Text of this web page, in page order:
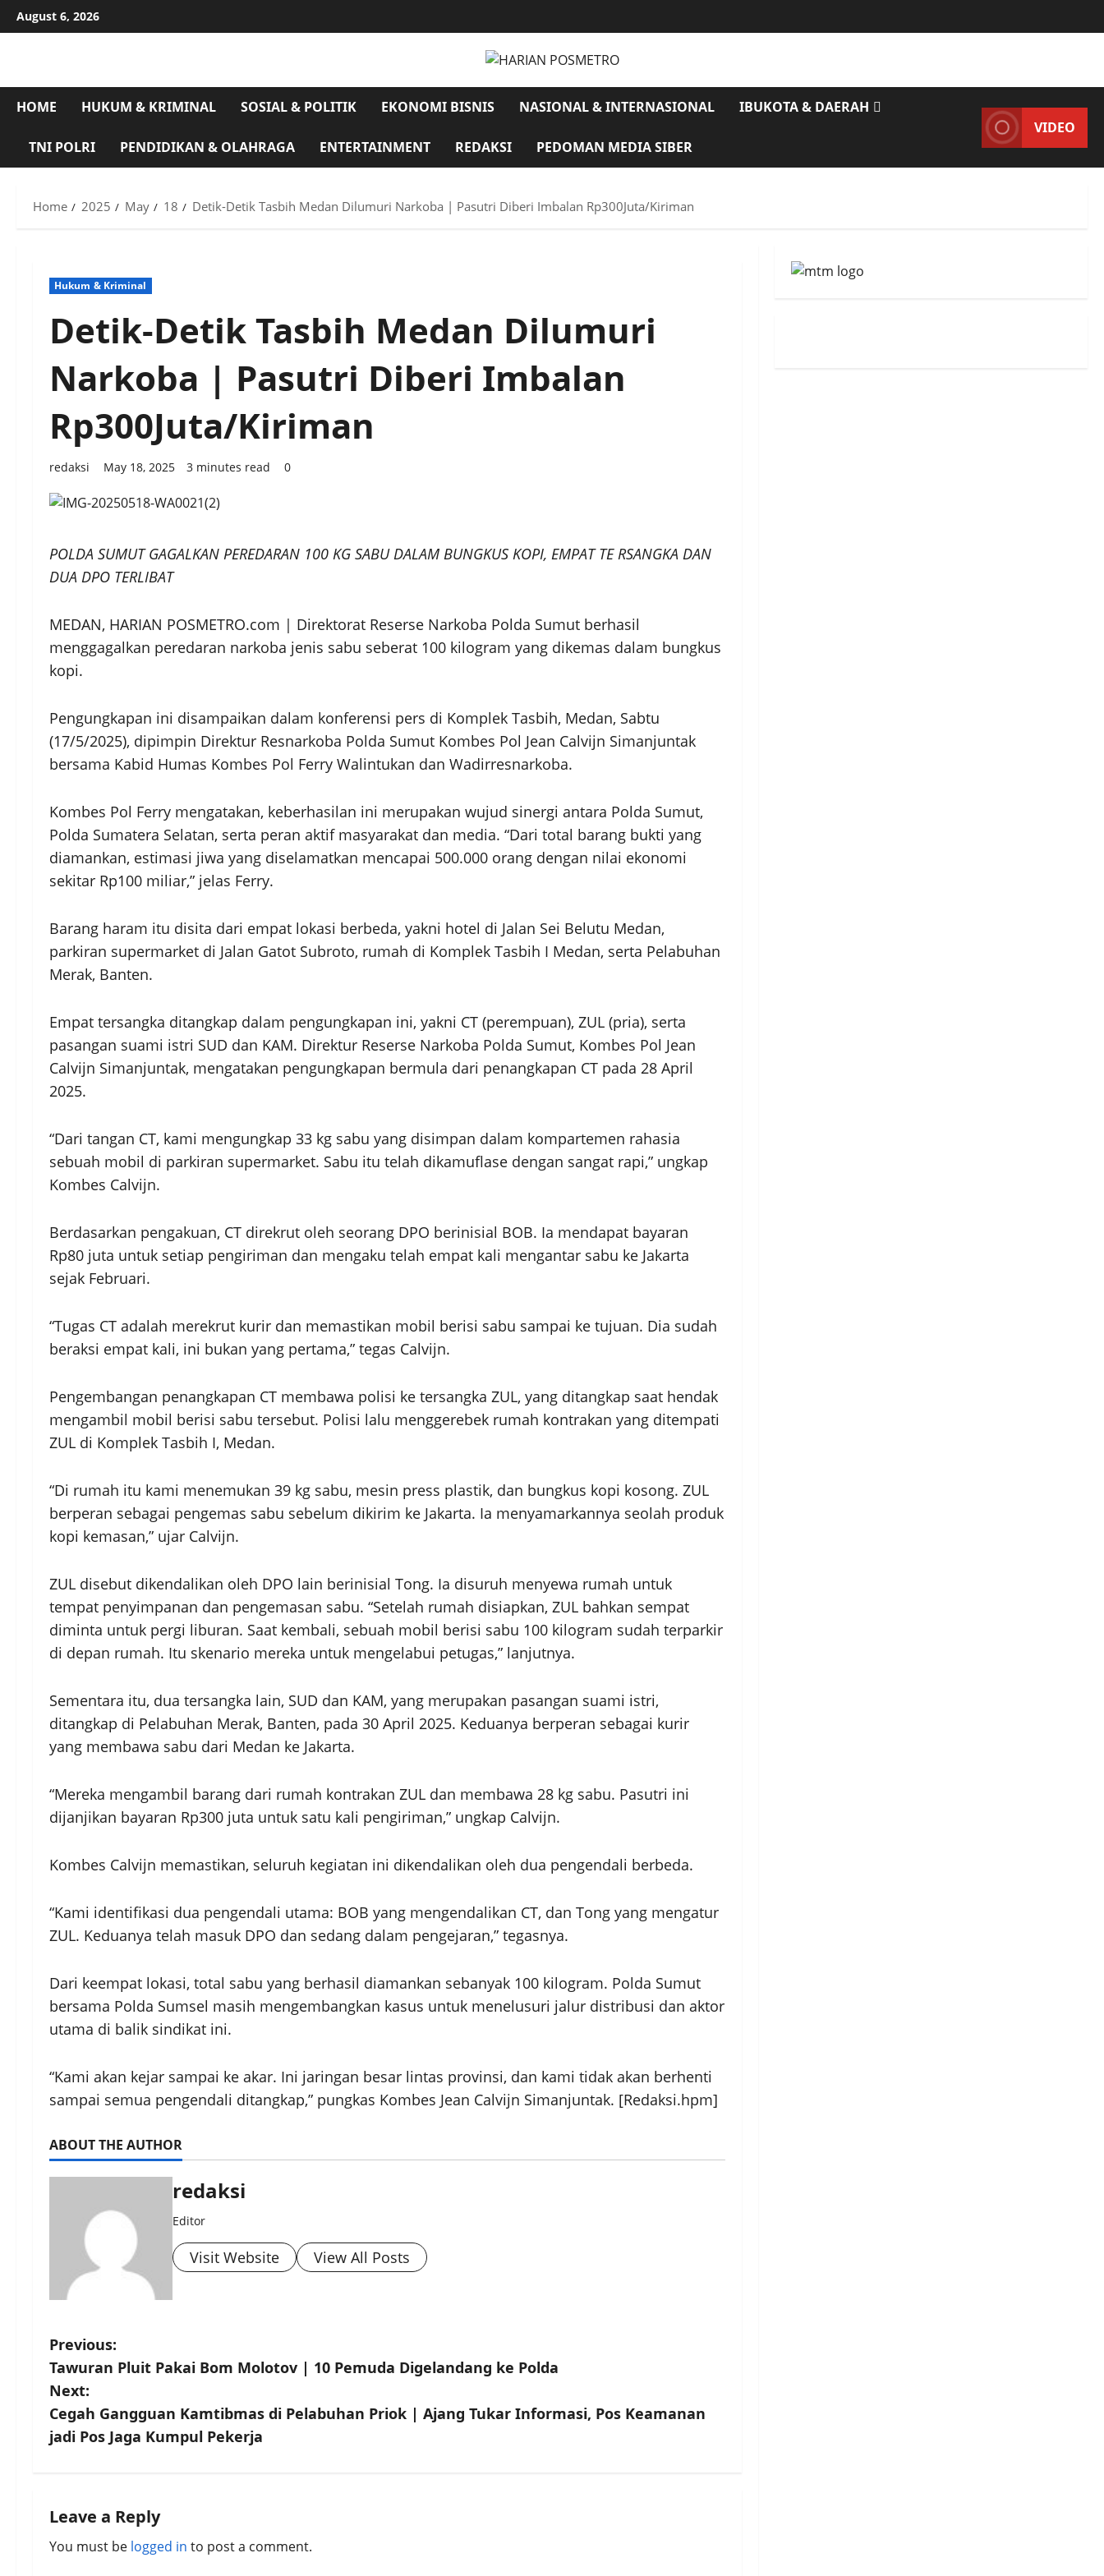
Skip
to
August 6, 2026
HOME HUKUM & KRIMINAL SOSIAL & POLITIK EKONOMI BISNIS NASIONAL & INTERNASIONAL IBUKOTA & DAERAH
TNI POLRI PENDIDIKAN & OLAHRAGA ENTERTAINMENT REDAKSI PEDOMAN MEDIA SIBER
VIDEO
Home 2025 May 18 Detik-Detik Tasbih Medan Dilumuri Narkoba | Pasutri Diberi Imbalan Rp300Juta/Kiriman
Hukum & Kriminal
Detik-Detik Tasbih Medan Dilumuri
Narkoba | Pasutri Diberi Imbalan
Rp300Juta/Kiriman
redaksi May 18, 2025 3 minutes read 0
POLDA SUMUT GAGALKAN PEREDARAN 100 KG SABU DALAM BUNGKUS KOPI, EMPAT TE RSANGKA DAN
DUA DPO TERLIBAT
MEDAN, HARIAN POSMETRO.com | Direktorat Reserse Narkoba Polda Sumut berhasil
menggagalkan peredaran narkoba jenis sabu seberat 100 kilogram yang dikemas dalam bungkus
kopi.
Pengungkapan ini disampaikan dalam konferensi pers di Komplek Tasbih, Medan, Sabtu
(17/5/2025), dipimpin Direktur Resnarkoba Polda Sumut Kombes Pol Jean Calvijn Simanjuntak
bersama Kabid Humas Kombes Pol Ferry Walintukan dan Wadirresnarkoba.
Kombes Pol Ferry mengatakan, keberhasilan ini merupakan wujud sinergi antara Polda Sumut,
Polda Sumatera Selatan, serta peran aktif masyarakat dan media. “Dari total barang bukti yang
diamankan, estimasi jiwa yang diselamatkan mencapai 500.000 orang dengan nilai ekonomi
sekitar Rp100 miliar,” jelas Ferry.
Barang haram itu disita dari empat lokasi berbeda, yakni hotel di Jalan Sei Belutu Medan,
parkiran supermarket di Jalan Gatot Subroto, rumah di Komplek Tasbih I Medan, serta Pelabuhan
Merak, Banten.
Empat tersangka ditangkap dalam pengungkapan ini, yakni CT (perempuan), ZUL (pria), serta
pasangan suami istri SUD dan KAM. Direktur Reserse Narkoba Polda Sumut, Kombes Pol Jean
Calvijn Simanjuntak, mengatakan pengungkapan bermula dari penangkapan CT pada 28 April
2025.
“Dari tangan CT, kami mengungkap 33 kg sabu yang disimpan dalam kompartemen rahasia
sebuah mobil di parkiran supermarket. Sabu itu telah dikamuflase dengan sangat rapi,” ungkap
Kombes Calvijn.
Berdasarkan pengakuan, CT direkrut oleh seorang DPO berinisial BOB. Ia mendapat bayaran
Rp80 juta untuk setiap pengiriman dan mengaku telah empat kali mengantar sabu ke Jakarta
sejak Februari.
“Tugas CT adalah merekrut kurir dan memastikan mobil berisi sabu sampai ke tujuan. Dia sudah
beraksi empat kali, ini bukan yang pertama,” tegas Calvijn.
Pengembangan penangkapan CT membawa polisi ke tersangka ZUL, yang ditangkap saat hendak
mengambil mobil berisi sabu tersebut. Polisi lalu menggerebek rumah kontrakan yang ditempati
ZUL di Komplek Tasbih I, Medan.
“Di rumah itu kami menemukan 39 kg sabu, mesin press plastik, dan bungkus kopi kosong. ZUL
berperan sebagai pengemas sabu sebelum dikirim ke Jakarta. Ia menyamarkannya seolah produk
kopi kemasan,” ujar Calvijn.
ZUL disebut dikendalikan oleh DPO lain berinisial Tong. Ia disuruh menyewa rumah untuk
tempat penyimpanan dan pengemasan sabu. “Setelah rumah disiapkan, ZUL bahkan sempat
diminta untuk pergi liburan. Saat kembali, sebuah mobil berisi sabu 100 kilogram sudah terparkir
di depan rumah. Itu skenario mereka untuk mengelabui petugas,” lanjutnya.
Sementara itu, dua tersangka lain, SUD dan KAM, yang merupakan pasangan suami istri,
ditangkap di Pelabuhan Merak, Banten, pada 30 April 2025. Keduanya berperan sebagai kurir
yang membawa sabu dari Medan ke Jakarta.
“Mereka mengambil barang dari rumah kontrakan ZUL dan membawa 28 kg sabu. Pasutri ini
dijanjikan bayaran Rp300 juta untuk satu kali pengiriman,” ungkap Calvijn.
Kombes Calvijn memastikan, seluruh kegiatan ini dikendalikan oleh dua pengendali berbeda.
“Kami identifikasi dua pengendali utama: BOB yang mengendalikan CT, dan Tong yang mengatur
ZUL. Keduanya telah masuk DPO dan sedang dalam pengejaran,” tegasnya.
Dari keempat lokasi, total sabu yang berhasil diamankan sebanyak 100 kilogram. Polda Sumut
bersama Polda Sumsel masih mengembangkan kasus untuk menelusuri jalur distribusi dan aktor
utama di balik sindikat ini.
“Kami akan kejar sampai ke akar. Ini jaringan besar lintas provinsi, dan kami tidak akan berhenti
sampai semua pengendali ditangkap,” pungkas Kombes Jean Calvijn Simanjuntak. [Redaksi.hpm]
ABOUT THE AUTHOR
redaksi
Editor
Visit Website View All Posts
P
o
s
t
a
v
Previous:
Tawuran Pluit Pakai Bom Molotov | 10 Pemuda Digelandang ke Polda
Next:
Cegah Gangguan Kamtibmas di Pelabuhan Priok | Ajang Tukar Informasi, Pos Keamanan
jadi Pos Jaga Kumpul Pekerja
Leave a Reply
You must be logged in to post a comment.